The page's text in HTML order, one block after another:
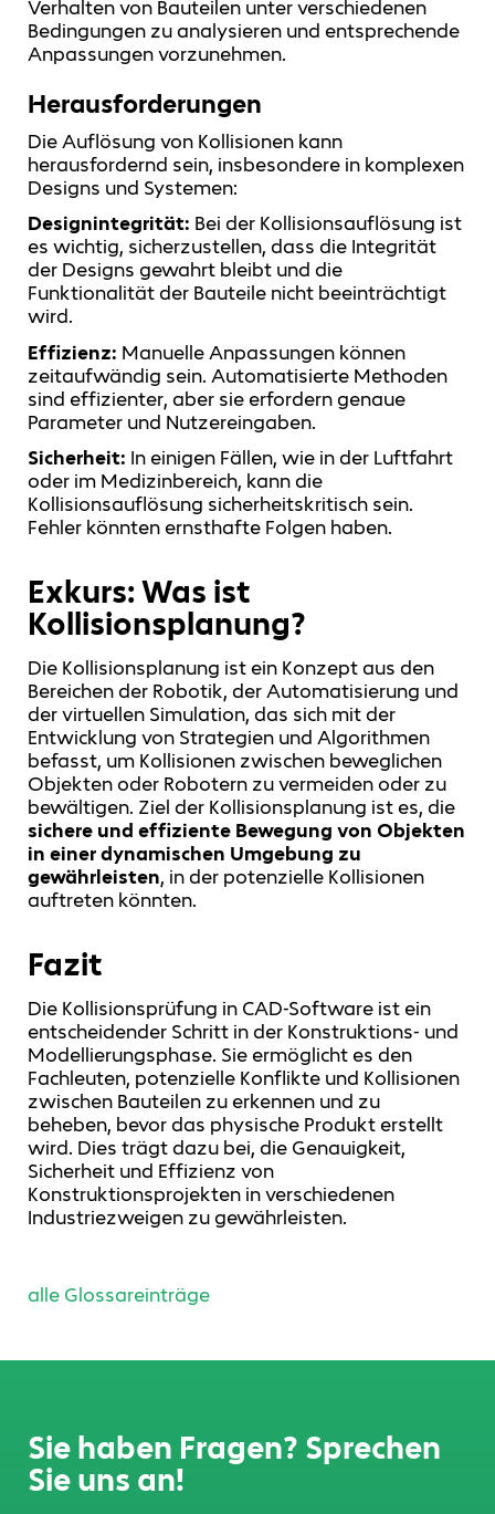
Verhalten von Bauteilen unter verschiedenen
Bedingungen zu analysieren und entsprechende
Anpassungen vorzunehmen.
Herausforderungen
Die Auflösung von Kollisionen kann
herausfordernd sein, insbesondere in komplexen
Designs und Systemen:
Designintegrität: Bei der Kollisionsauflösung ist
es wichtig, sicherzustellen, dass die Integrität
der Designs gewahrt bleibt und die
Funktionalität der Bauteile nicht beeinträchtigt
wird.
Effizienz: Manuelle Anpassungen können
zeitaufwändig sein. Automatisierte Methoden
sind effizienter, aber sie erfordern genaue
Parameter und Nutzereingaben.
Sicherheit: In einigen Fällen, wie in der Luftfahrt
oder im Medizinbereich, kann die
Kollisionsauflösung sicherheitskritisch sein.
Fehler könnten ernsthafte Folgen haben.
Exkurs: Was ist
Kollisionsplanung?
Die Kollisionsplanung ist ein Konzept aus den
Bereichen der Robotik, der Automatisierung und
der virtuellen Simulation, das sich mit der
Entwicklung von Strategien und Algorithmen
befasst, um Kollisionen zwischen beweglichen
Objekten oder Robotern zu vermeiden oder zu
bewältigen. Ziel der Kollisionsplanung ist es, die
sichere und effiziente Bewegung von Objekten
in einer dynamischen Umgebung zu
gewährleisten, in der potenzielle Kollisionen
auftreten könnten.
Fazit
Die Kollisionsprüfung in CAD-Software ist ein
entscheidender Schritt in der Konstruktions- und
Modellierungsphase. Sie ermöglicht es den
Fachleuten, potenzielle Konflikte und Kollisionen
zwischen Bauteilen zu erkennen und zu
beheben, bevor das physische Produkt erstellt
wird. Dies trägt dazu bei, die Genauigkeit,
Sicherheit und Effizienz von
Konstruktionsprojekten in verschiedenen
Industriezweigen zu gewährleisten.
alle Glossareinträge
Sie haben Fragen? Sprechen
Sie uns an!